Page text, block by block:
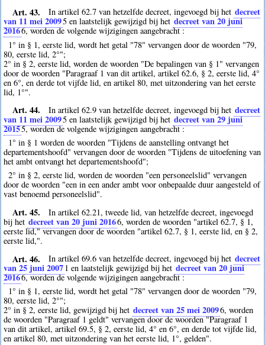
Art. 43. In artikel 62.7 van hetzelfde decreet, ingevoegd bij het decreet
van 11 mei 20095 en laatstelijk gewijzigd bij het decreet van 20 juni
20166, worden de volgende wijzigingen aangebracht :
1° in § 1, eerste lid, wordt het getal "78" vervangen door de woorden "79,
80, eerste lid, 2°";
2° in § 2, eerste lid, worden de woorden "De bepalingen van § 1" vervangen
door de woorden "Paragraaf 1 van dit artikel, artikel 62.6, § 2, eerste lid, 4°
en 6°, en derde tot vijfde lid, en artikel 80, met uitzondering van het eerste
lid, 1°".
Art. 44. In artikel 62.9 van hetzelfde decreet, ingevoegd bij het decreet
van 11 mei 20095 en laatstelijk gewijzigd bij het decreet van 29 juni
20155, worden de volgende wijzigingen aangebracht :
1° in § 1 worden de woorden "Tijdens de aanstelling ontvangt het
departementshoofd" vervangen door de woorden "Tijdens de uitoefening van
het ambt ontvangt het departementshoofd";
2° in § 2, eerste lid, worden de woorden "een personeelslid" vervangen
door de woorden "een in een ander ambt voor onbepaalde duur aangesteld of
vast benoemd personeelslid".
Art. 45.
In artikel 62.21, tweede lid, van hetzelfde decreet, ingevoegd
bij het decreet van 20 juni 20166, worden de woorden "artikel 62.7, § 1,
eerste lid," vervangen door de woorden "artikel 62.7, § 1, eerste lid, en § 2,
eerste lid,".
Art. 46. In artikel 69.6 van hetzelfde decreet, ingevoegd bij het decreet
van 25 juni 2007 1 en laatstelijk gewijzigd bij het decreet van 20 juni
20166, worden de volgende wijzigingen aangebracht :
1° in § 1, eerste lid, wordt het getal "78" vervangen door de woorden "79,
80, eerste lid, 2°";
2° in § 2, eerste lid, gewijzigd bij het decreet van 25 mei 20096, worden
de woorden "Paragraaf 1 geldt" vervangen door de woorden "Paragraaf 1
van dit artikel, artikel 69.5, § 2, eerste lid, 4° en 6°, en derde tot vijfde lid,
en artikel 80, met uitzondering van het eerste lid, 1°, gelden".